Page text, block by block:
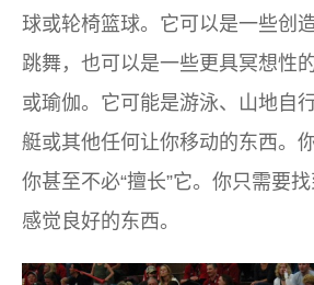
球或轮椅篮球。它可以是一些创
跳舞，也可以是一些更具冥想性
或瑜伽。它可能是游泳、山地自
艇或其他任何让你移动的东西。
你甚至不必“擅长”它。你只需要
感觉良好的东西。